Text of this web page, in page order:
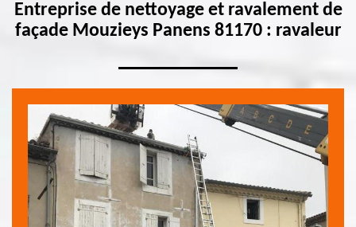
Entreprise de nettoyage et ravalement de
façade Mouzieys Panens 81170 : ravaleur